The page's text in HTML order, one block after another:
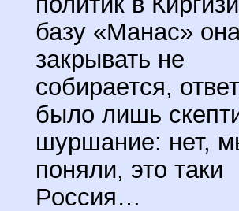
базу «Манас»
закрывать не
собирается,
было лишь
шуршание: нет,
поняли, это таки
Россия…